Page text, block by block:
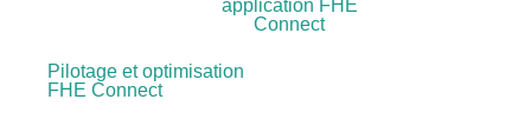
Pilotage et optimisation
FHE Connect